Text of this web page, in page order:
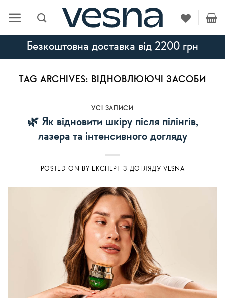
content
Безкоштовна доставка від 2200 грн
TAG ARCHIVES: ВІДНОВЛЮЮЧІ ЗАСОБИ
УСI ЗАПИСИ
🌿 Як відновити шкіру після пілінгів,
лазера та інтенсивного догляду
POSTED ON BY ЕКСПЕРТ З ДОГЛЯДУ VESNA